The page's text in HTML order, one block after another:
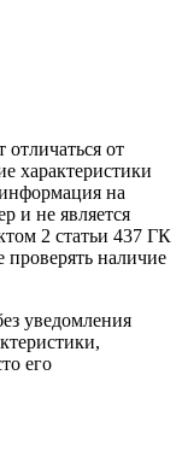
отличаться от
характеристики
на
и не является
2 статьи 437 ГК
наличие
уведомления
его